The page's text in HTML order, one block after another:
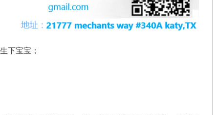
下宝宝；